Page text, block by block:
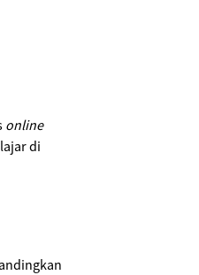
online
di